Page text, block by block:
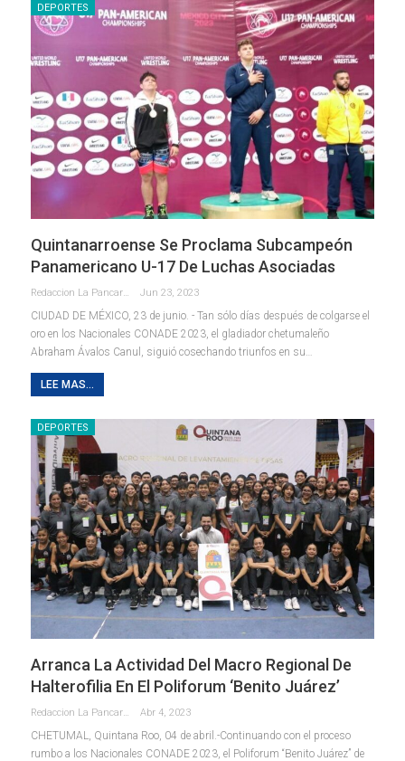
DEPORTES
Quintanarroense Se Proclama Subcampeón
Panamericano U-17 De Luchas Asociadas
Redaccion La Pancarta De Quintana Roo Jun 23, 2023
CIUDAD DE MÉXICO, 23 de junio. - Tan sólo días después de colgarse el
oro en los Nacionales CONADE 2023, el gladiador chetumaleño
Abraham Ávalos Canul, siguió cosechando triunfos en su
LEE MAS...
DEPORTES
Arranca La Actividad Del Macro Regional De
Halterofilia En El Poliforum ‘Benito Juárez’
Redaccion La Pancarta De Quintana Roo Abr 4, 2023
CHETUMAL, Quintana Roo, 04 de abril.-Continuando con el proceso
rumbo a los Nacionales CONADE 2023, el Poliforum “Benito Juárez” de